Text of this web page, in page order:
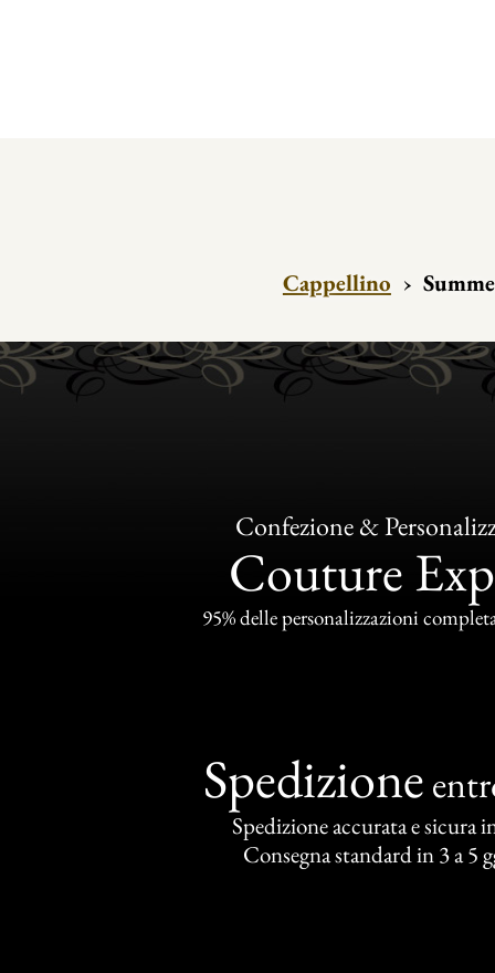
Cappellino ›
Confezione &
Couture
95% delle personalizzazioni
Spedizione
Spedizione accurata e sicura
Consegna standard in 3 a 5